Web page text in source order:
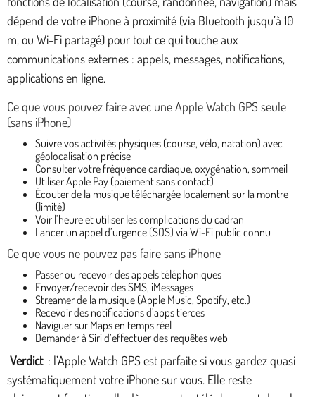
dépend de votre iPhone à proximité (via Bluetooth jusqu’à 10
m, ou Wi-Fi partagé) pour tout ce qui touche aux
communications externes : appels, messages, notifications,
applications en ligne.
Ce que vous pouvez faire avec une Apple Watch GPS seule
(sans iPhone)
Suivre vos activités physiques (course, vélo, natation) avec
géolocalisation précise
Consulter votre fréquence cardiaque, oxygénation, sommeil
Utiliser Apple Pay (paiement sans contact)
Écouter de la musique téléchargée localement sur la montre
(limité)
Voir l’heure et utiliser les complications du cadran
Lancer un appel d’urgence (SOS) via Wi-Fi public connu
Ce que vous ne pouvez pas faire sans iPhone
Passer ou recevoir des appels téléphoniques
Envoyer/recevoir des SMS, iMessages
Streamer de la musique (Apple Music, Spotify, etc.)
Recevoir des notifications d’apps tierces
Naviguer sur Maps en temps réel
Demander à Siri d’effectuer des requêtes web
Verdict : l’Apple Watch GPS est parfaite si vous gardez quasi
systématiquement votre iPhone sur vous. Elle reste